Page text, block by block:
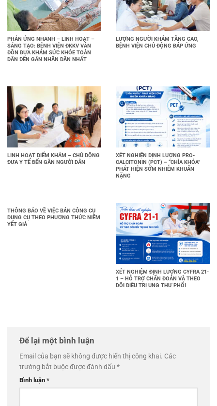
PHẢN ỨNG NHANH – LINH HOẠT –
SÁNG TẠO: BỆNH VIỆN ĐKKV VÂN
ĐỒN ĐƯA KHÁM SỨC KHỎE TOÀN
DÂN ĐẾN GẦN NHÂN DÂN NHẤT
LƯỢNG NGƯỜI KHÁM TĂNG CAO,
BỆNH VIỆN CHỦ ĐỘNG ĐÁP ỨNG
LINH HOẠT ĐIỂM KHÁM – CHỦ ĐỘNG
ĐƯA Y TẾ ĐẾN GẦN NGƯỜI DÂN
XÉT NGHIỆN ĐỊNH LƯỢNG PRO-
CALCITONIN (PCT) – “CHÌA KHÓA”
PHÁT HIỆN SỚM NHIỄM KHUẨN
NẶNG
THÔNG BÁO VỀ VIỆC BÁN CÔNG CỤ
DỤNG CỤ THEO PHƯƠNG THỨC NIÊM
YẾT GIÁ
XÉT NGHIỆM ĐỊNH LƯỢNG CYFRA 21-
1 – HỖ TRỢ CHẨN ĐOÁN VÀ THEO
DÕI ĐIỀU TRỊ UNG THƯ PHỔI
Để lại một bình luận
Email của bạn sẽ không được hiển thị công khai. Các
trường bắt buộc được đánh dấu *
Bình luận *